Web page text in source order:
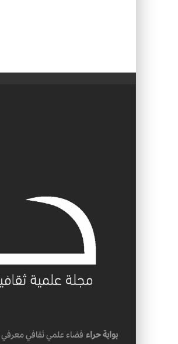
بوابة حراء فضاء علمي ثقافي معرفي